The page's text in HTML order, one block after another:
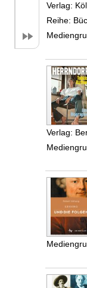
Verlag:
Reihe:
Verlag: